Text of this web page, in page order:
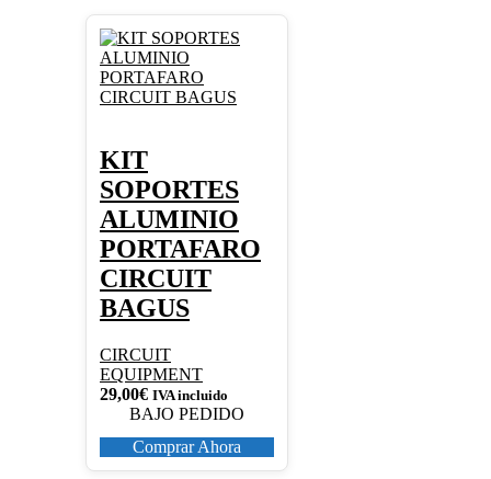
KIT
SOPORTES
ALUMINIO
PORTAFARO
CIRCUIT
BAGUS
CIRCUIT
EQUIPMENT
29,00€ IVA incluido
BAJO PEDIDO
Comprar Ahora